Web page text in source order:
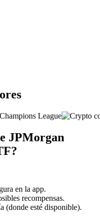
JPMorgan
en la app.
recompensas.
(donde esté disponible).